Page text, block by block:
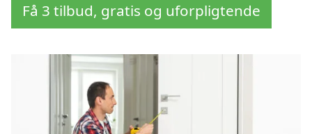
Få 3 tilbud, gratis og uforpligtende